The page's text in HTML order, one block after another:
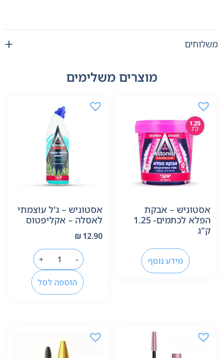
משלוחים
מוצרים משלימים
אסטוניש – אבקת
הפלא לכתמים- 1.25
ק"ג
מידע נוסף
אסטוניש – ג'ל עוצמתי
לאסלה – אקליפטוס
₪12.90
-
+
הוספה לסל